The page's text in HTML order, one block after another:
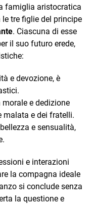
famiglia aristocratica
le tre figlie del principe
. Ciascuna di esse
il suo futuro erede,
e devozione, è
e dedizione
malata e dei fratelli.
e sensualità,
e interazioni
la compagna ideale
si conclude senza
la questione e